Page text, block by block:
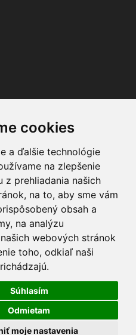
cookies
a ďalšie technológie
na zlepšenie
z prehliadania našich
na to, aby sme vám
obsah a
na analýzu
webových stránok
toho, odkiaľ naši
Súhlasím
Odmietam
moje nastavenia
Buran.sk, 2016 - 2024 |